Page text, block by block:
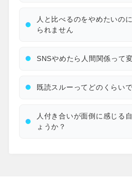
人と比べるのをやめたいの
られません
SNSやめたら人間関係って
既読スルーってどのくらい
人付き合いが面倒に感じる
ょうか？